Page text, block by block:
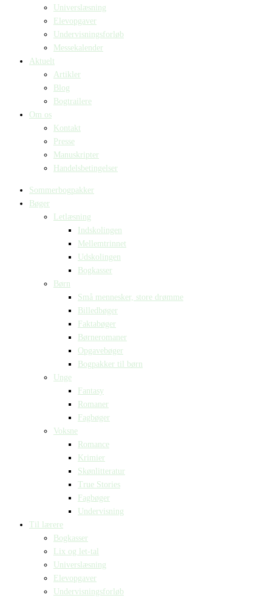
Universlæsning
Elevopgaver
Undervisningsforløb
Messekalender
Aktuelt
Artikler
Blog
Bogtrailere
Om os
Kontakt
Presse
Manuskripter
Handelsbetingelser
Sommerbogpakker
Bøger
Letlæsning
Indskolingen
Mellemtrinnet
Udskolingen
Bogkasser
Børn
Små mennesker, store drømme
Billedbøger
Faktabøger
Børneromaner
Opgavebøger
Bogpakker til børn
Unge
Fantasy
Romaner
Fagbøger
Voksne
Romance
Krimier
Skønlitteratur
True Stories
Fagbøger
Undervisning
Til lærere
Bogkasser
Lix og let-tal
Universlæsning
Elevopgaver
Undervisningsforløb